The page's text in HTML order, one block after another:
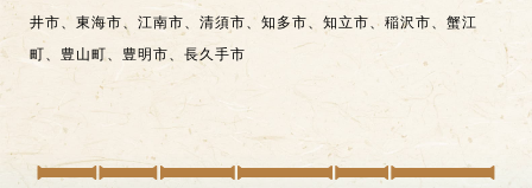
井市、 東海市、 江南市、 清須市、 知多市、 知立市、 稲沢市、 蟹江
町、 豊山町、 豊明市、 長久手市